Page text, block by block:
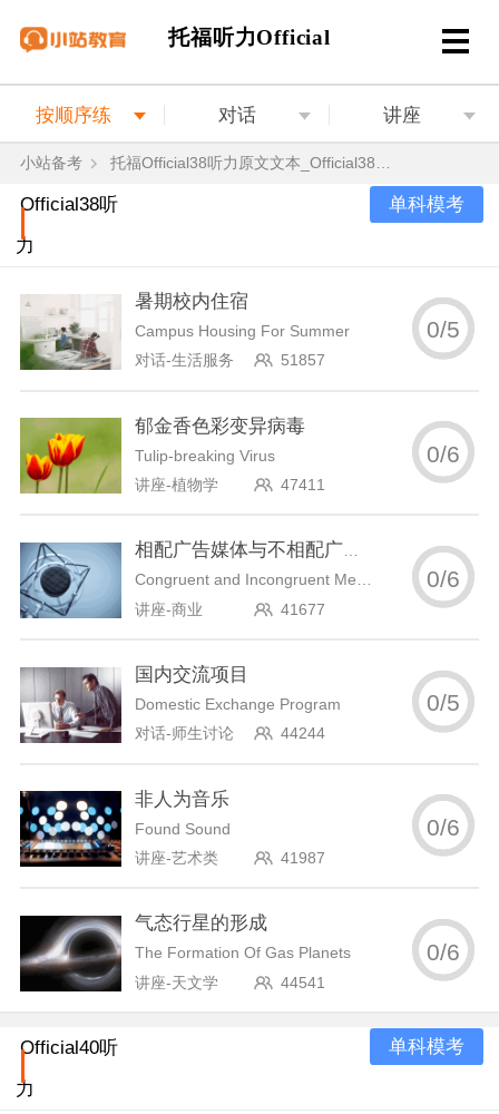
托福听力Official
按顺序练 对话 讲座
小站备考
Official38听
力
单科模考
暑期校内住宿
Campus Housing For Summer
对话-生活服务
51857
0/5
郁金香色彩变异病毒
Tulip-breaking Virus
讲座-植物学
47411
0/6
相配广告媒体与不相配广告媒体
Congruent and Incongruent Media
讲座-商业
41677
0/6
国内交流项目
Domestic Exchange Program
对话-师生讨论
44244
0/5
非人为音乐
Found Sound
讲座-艺术类
41987
0/6
气态行星的形成
The Formation Of Gas Planets
讲座-天文学
44541
0/6
Official40听
力
单科模考